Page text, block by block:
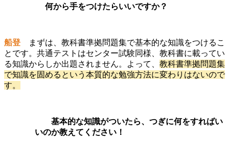
何から手をつけたらいいですか？
船登
まずは、教科書準拠問題集で基本的な知識をつけるこ
とです。共通テストはセンター試験同様、教科書に載ってい
る知識からしか出題されません。よって、 教科書準拠問題集
で知識を固めるという本質的な勉強方法に変わりはないので
す。
基本的な知識がついたら、つぎに何をすればい
いのか教えてください！